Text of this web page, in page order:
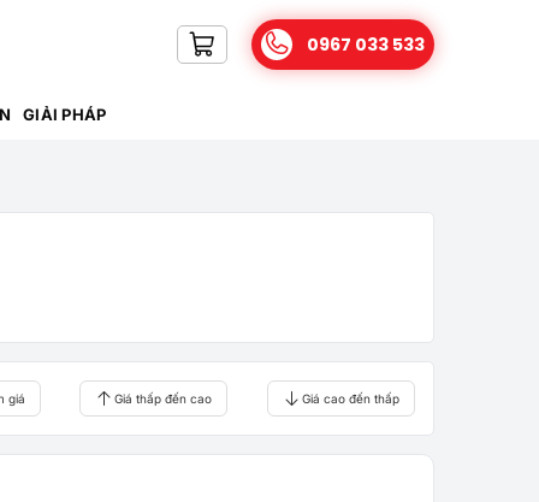
0967 033 533
GIẢI PHÁP
giá Giá thấp đến cao Giá cao đến thấp